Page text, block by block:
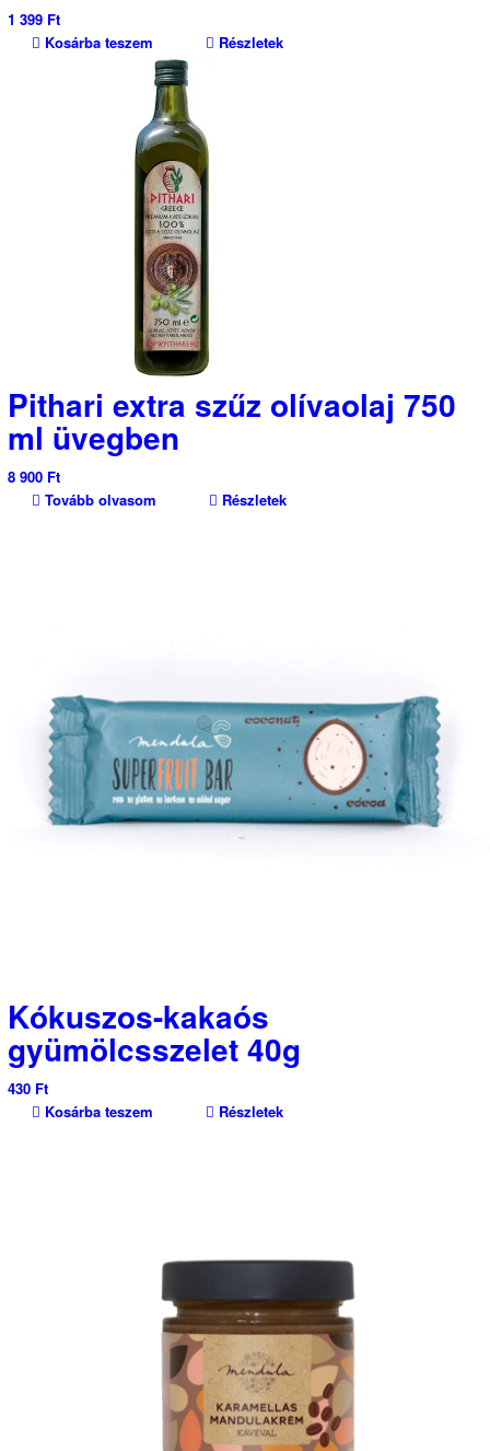
1 399 Ft
Kosárba teszem
Részletek
Pithari extra szűz olívaolaj 750
ml üvegben
8 900 Ft
Tovább olvasom
Részletek
Kókuszos-kakaós
gyümölcsszelet 40g
430 Ft
Kosárba teszem
Részletek